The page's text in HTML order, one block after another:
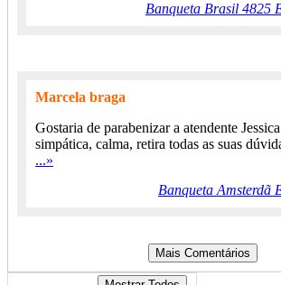
Banqueta Brasil 4825
Marcela braga
Gostaria de parabenizar a atendente
simpática, calma, retira todas as suas
...»
Banqueta Amsterdã